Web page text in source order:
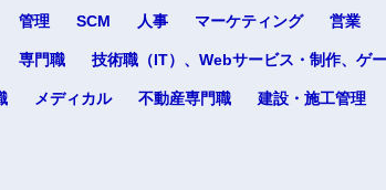
管理 SCM 人事 マーケティング 営業
専門職 技術職（IT）、Webサービス・制作、ゲ
メディカル 不動産専門職 建設・施工管理